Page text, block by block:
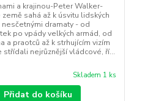
a krajinou-Peter Walker-
sahá až k úsvitu lidských
dramaty - od
po vpády velkých armád, od
a praotců až k strhujícím vizím
střídali nejrůznější vládcové, ří...
Skladem 1 ks
Přidat do košíku